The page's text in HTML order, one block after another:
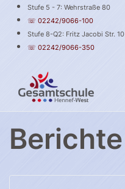
Stufe 5 - 7: Wehrstraße 80
☏ 02242/9066-100
Stufe 8-Q2: Fritz Jacobi Str. 10
☏ 02242/9066-350
Berichte